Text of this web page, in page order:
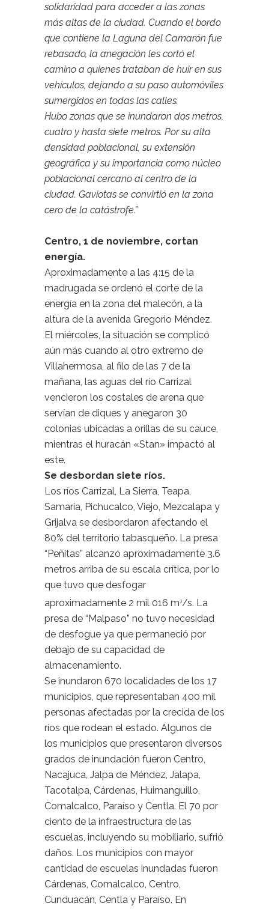
solidaridad para acceder a las zonas
más altas de la ciudad. Cuando el bordo
que contiene la Laguna del Camarón fue
rebasado, la anegación les cortó el
camino a quienes trataban de huir en sus
vehículos, dejando a su paso automóviles
sumergidos en todas las calles.
Hubo zonas que se inundaron dos metros,
cuatro y hasta siete metros. Por su alta
densidad poblacional, su extensión
geográfica y su importancia como núcleo
poblacional cercano al centro de la
ciudad. Gaviotas se convirtió en la zona
cero de la catástrofe.”
Centro, 1 de noviembre, cortan
energía.
Aproximadamente a las 4:15 de la
madrugada se ordenó el corte de la
energía en la zona del malecón, a la
altura de la avenida Gregorio Méndez.
El miércoles, la situación se complicó
aún más cuando al otro extremo de
Villahermosa, al filo de las 7 de la
mañana, las aguas del río Carrizal
vencieron los costales de arena que
servían de diques y anegaron 30
colonias ubicadas a orillas de su cauce,
mientras el huracán «Stan» impactó al
este.
Se desbordan siete ríos.
Los ríos Carrizal, La Sierra, Teapa,
Samaria, Pichucalco, Viejo, Mezcalapa y
Grijalva se desbordaron afectando el
80% del territorio tabasqueño. La presa
“Peñitas” alcanzó aproximadamente 3.6
metros arriba de su escala crítica, por lo
que tuvo que desfogar
aproximadamente 2 mil 016 m3/s. La
presa de “Malpaso” no tuvo necesidad
de desfogue ya que permaneció por
debajo de su capacidad de
almacenamiento.
Se inundaron 670 localidades de los 17
municipios, que representaban 400 mil
personas afectadas por la crecida de los
ríos que rodean el estado. Algunos de
los municipios que presentaron diversos
grados de inundación fueron Centro,
Nacajuca, Jalpa de Méndez, Jalapa,
Tacotalpa, Cárdenas, Huimanguillo,
Comalcalco, Paraíso y Centla. El 70 por
ciento de la infraestructura de las
escuelas, incluyendo su mobiliario, sufrió
daños. Los municipios con mayor
cantidad de escuelas inundadas fueron
Cárdenas, Comalcalco, Centro,
Cunduacán, Centla y Paraíso. En